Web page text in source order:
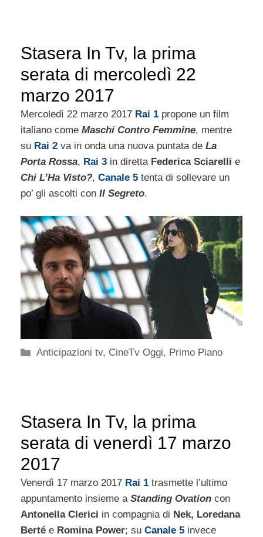
Stasera In Tv, la prima
serata di mercoledì 22
marzo 2017
Mercoledì 22 marzo 2017 Rai 1 propone un film
italiano come Maschi Contro Femmine, mentre
su Rai 2 va in onda una nuova puntata de La
Porta Rossa, Rai 3 in diretta Federica Sciarelli e
Chi L’Ha Visto?, Canale 5 tenta di sollevare un
po’ gli ascolti con Il Segreto.
Categorie
Anticipazioni tv, CineTv Oggi, Primo Piano
Stasera In Tv, la prima
serata di venerdì 17 marzo
2017
Venerdì 17 marzo 2017 Rai 1 trasmette l’ultimo
appuntamento insieme a Standing Ovation con
Antonella Clerici in compagnia di Nek, Loredana
Berté e Romina Power; su Canale 5 invece